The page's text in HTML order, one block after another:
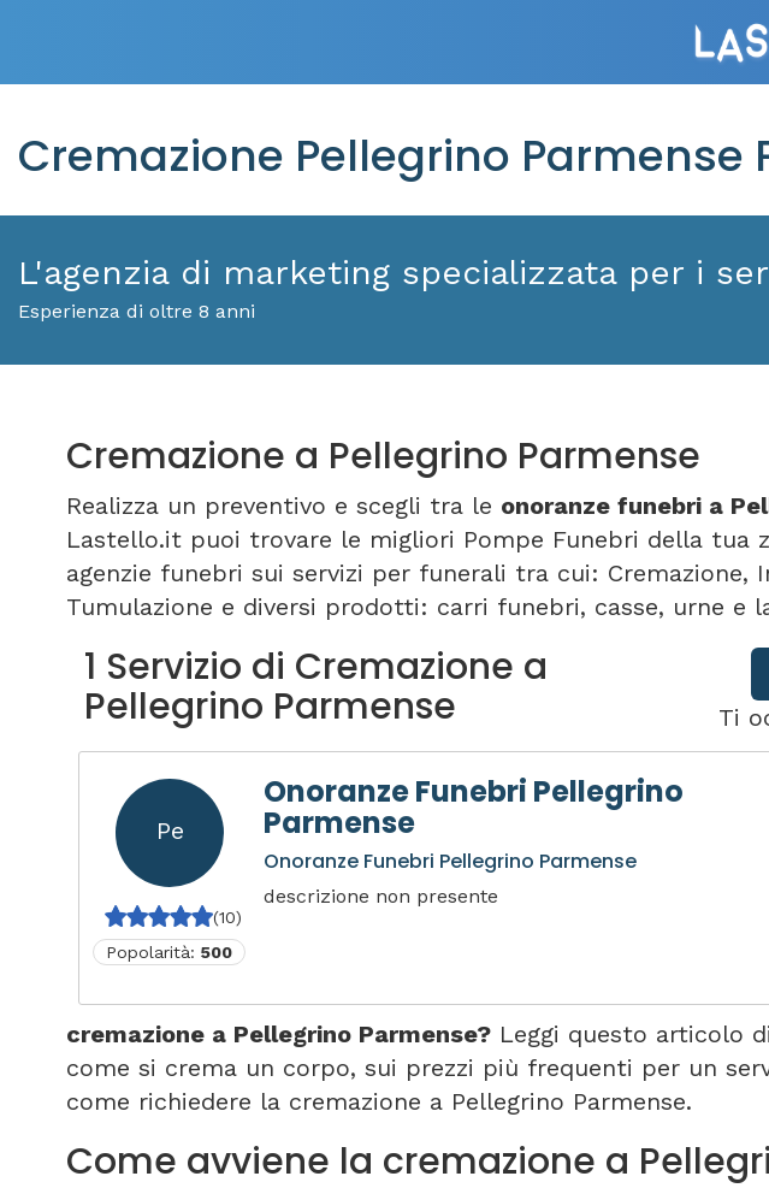
Cremazione Pellegrino Parmense
L'agenzia di marketing specializzata per i
Esperienza di oltre 8 anni
Cremazione a Pellegrino Parmense
Realizza un preventivo e scegli tra le onoranze funebri a
Lastello.it puoi trovare le migliori Pompe Funebri della tua
agenzie funebri sui servizi per funerali tra cui: Cremazione,
Tumulazione e diversi prodotti: carri funebri, casse, urne e
1 Servizio di Cremazione a
Pellegrino Parmense
Pe
(10)
Popolarità: 500
Onoranze Funebri Pellegrino
Parmense
Onoranze Funebri Pellegrino Parmense
descrizione non presente
Ti
cremazione a Pellegrino Parmense? Leggi questo articolo
come si crema un corpo, sui prezzi più frequenti per un
come richiedere la cremazione a Pellegrino Parmense.
Come avviene la cremazione a